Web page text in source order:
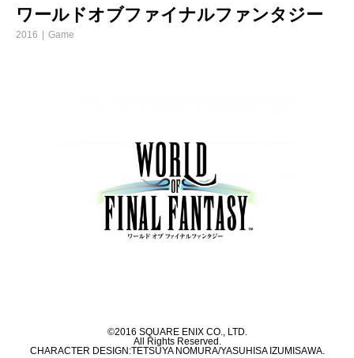
ワールドオブファイナルファンタジー
2016 Game
©2016 SQUARE ENIX CO., LTD.
All Rights Reserved.
CHARACTER DESIGN:TETSUYA NOMURA/YASUHISA IZUMISAWA.